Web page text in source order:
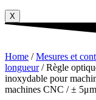
X
Home /Mesures et
longueur/ Règle
inoxydable pour
machines CNC / ±